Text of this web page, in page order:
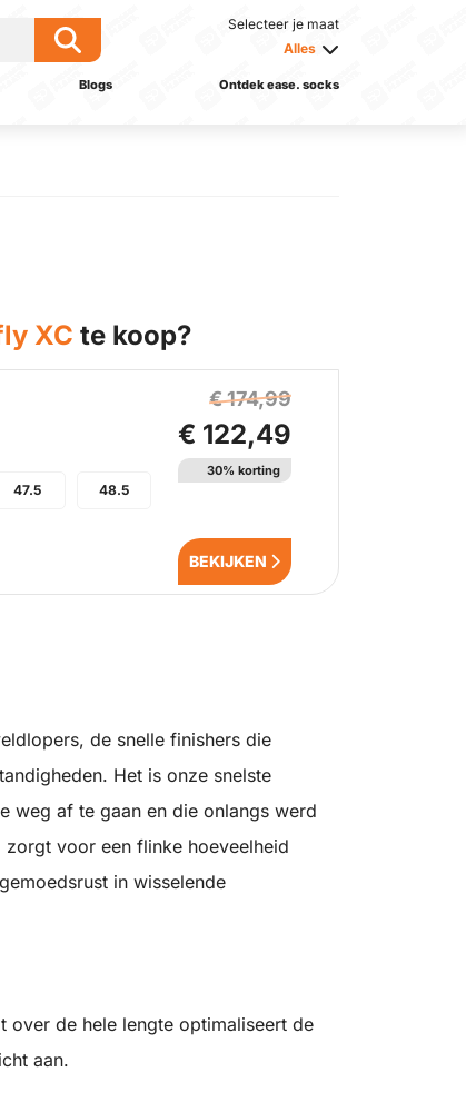
Selecteer je maat
Alles
Blogs Ontdek ease. socks
XC te koop?
47.5 48.5
€ 174,99
€ 122,49
30% korting
BEKIJKEN
de snelle finishers die
Het is onze snelste
weg af te gaan en die onlangs werd
voor een flinke hoeveelheid
in wisselende
over de hele lengte optimaliseert de
aan.